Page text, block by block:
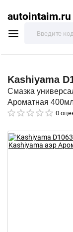
autointaim.ru
Kashiyama
Смазка
Ароматная
0